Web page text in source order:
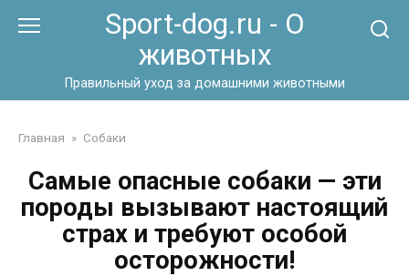
Sport-dog.ru - О
животных
Правильный уход за домашними животными
Главная » Собаки
Самые опасные собаки — эти
породы вызывают настоящий
страх и требуют особой
осторожности!